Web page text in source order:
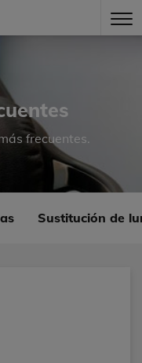
frecuentes.
Sustitución de